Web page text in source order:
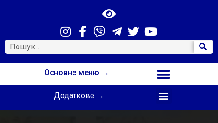
Основне меню →
Додаткове →